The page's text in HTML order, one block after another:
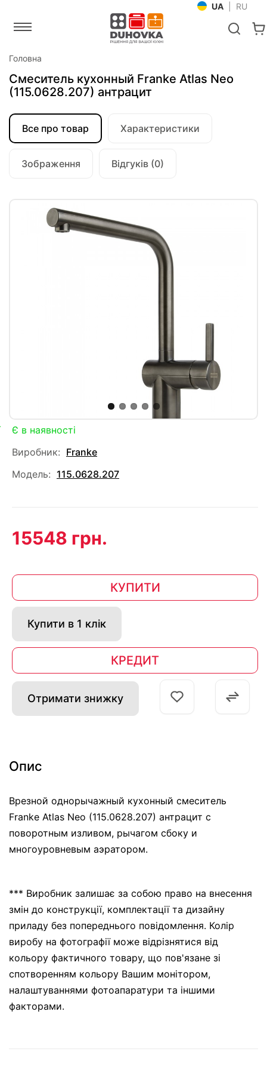
UA RU
Головна
Смеситель кухонный Franke Atlas Neo
(115.0628.207) антрацит
Все про товар Характеристики
Зображення Відгуків (0)
Є в наявності
Виробник: Franke
Модель: 115.0628.207
15548 грн.
КУПИТИ
Купити в 1 клік
КРЕДИТ
Отримати знижку
Опис
Врезной однорычажный кухонный смеситель
Franke Atlas Neo (115.0628.207) антрацит с
поворотным изливом, рычагом сбоку и
многоуровневым аэратором.
*** Виробник залишає за собою право на внесення
змін до конструкції, комплектації та дизайну
приладу без попереднього повідомлення. Колір
виробу на фотографії може відрізнятися від
кольору фактичного товару, що пов'язане зі
спотворенням кольору Вашим монітором,
налаштуваннями фотоапаратури та іншими
факторами.